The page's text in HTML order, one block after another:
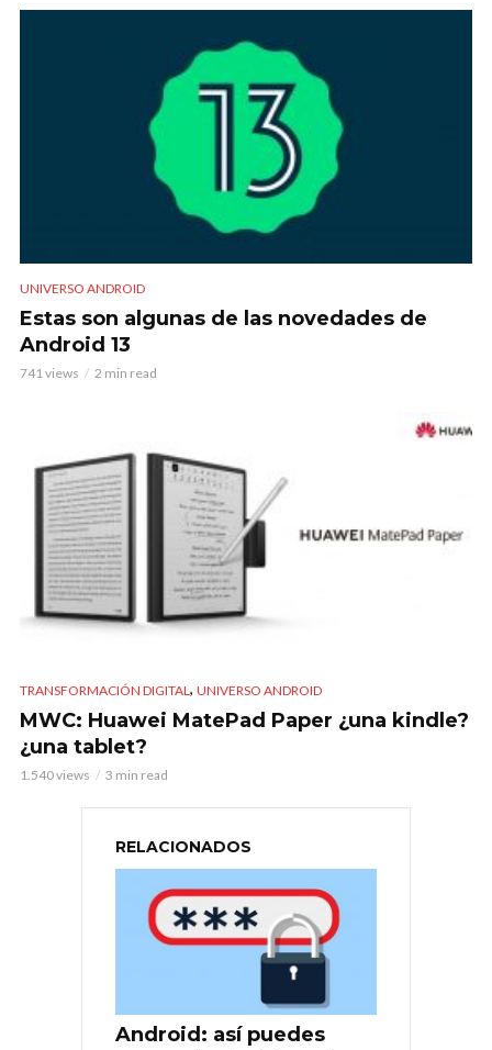
UNIVERSO ANDROID
Estas son algunas de las novedades de
Android 13
741 views 2 min read
TRANSFORMACIÓN DIGITAL , UNIVERSO ANDROID
MWC: Huawei MatePad Paper ¿una kindle?
¿una tablet?
1.540 views 3 min read
RELACIONADOS
Android: así puedes